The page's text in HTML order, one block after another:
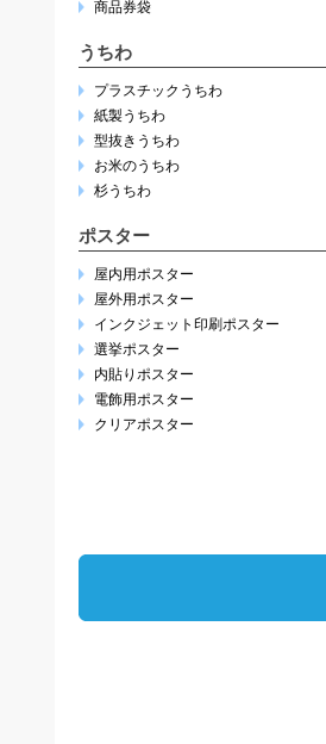
商品券袋
うちわ
プラスチックうちわ
紙製うちわ
型抜きうちわ
お米のうちわ
杉うちわ
ポスター
屋内用ポスター
屋外用ポスター
インクジェット印刷ポスター
選挙ポスター
内貼りポスター
電飾用ポスター
クリアポスター